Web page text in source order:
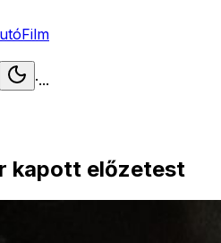
Film
·...
kapott előzetest